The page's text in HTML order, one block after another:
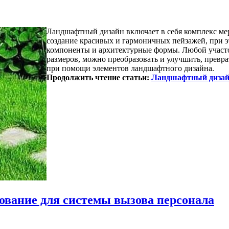
Ландшафтный дизайн включает в себя комплекс
создание красивых и гармоничных пейзажей, при
компоненты и архитектурные формы. Любой
размеров, можно преобразовать и улучшить,
при помощи элементов ландшафтного дизайна.
Продолжить чтение статьи: Ландшафтный
для системы вызова персонала